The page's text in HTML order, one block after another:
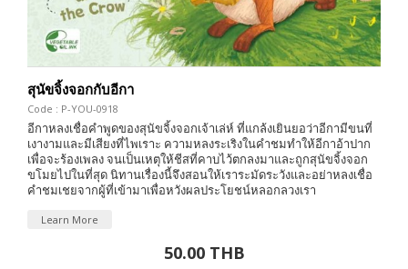
สุนัขจิ้งจอกกับอีกา
Code : P-YOU-0918
อีกาหลงเชื่อคำพูดของสุนัขจิ้งจอกเจ้าเล่ห์ ที่แกล้งเยินยอว่าอีกามีขนที่
เงางามและมีเสียงที่ไพเราะ ความหลงระเริงในคำชมทำให้อีกาอ้าปาก
เพื่อจะร้องเพลง จนเป็นเหตุให้ชีสที่คาบไว้ตกลงมาและถูกสุนัขจิ้งจอก
ขโมยไปในที่สุด นิทานเรื่องนี้จึงสอนให้เราระมัดระวังและอย่าหลงเชื่อ
คำชมเชยจากผู้ที่เข้ามาเพื่อหวังผลประโยชน์หลอกลวงเรา
Learn More
50.00 THB